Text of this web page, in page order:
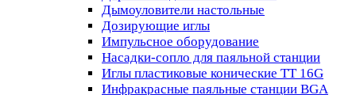
Дымоуловители настольные
Дозирующие иглы
Импульсное оборудование
Насадки-сопло для паяльной станции
Иглы пластиковые конические TT 16G
Инфракрасные паяльные станции BGA